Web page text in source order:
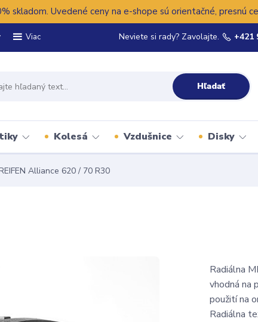
skladom. Uvedené ceny na e-shope sú orientačné, presnú
Viac
Hľadať
Neviete si rady? Zavolajte. +421
Kolesá Vzdušnice Disky
Alliance 620 / 70 R30
Radiálna
vhodná na
použití na
Radiálna